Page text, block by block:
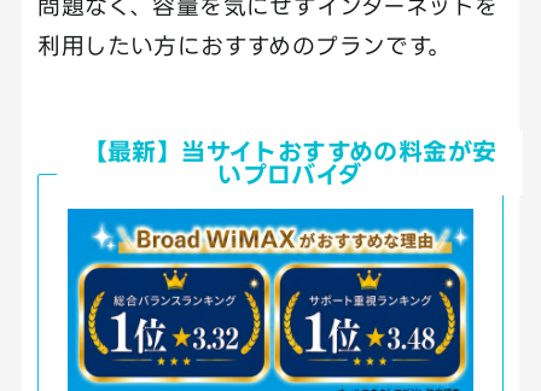
問題なく、容量を気にせずインターネットを
利用したい方におすすめのプランです。
【最新】当サイトおすすめの料金が安
いプロバイダ